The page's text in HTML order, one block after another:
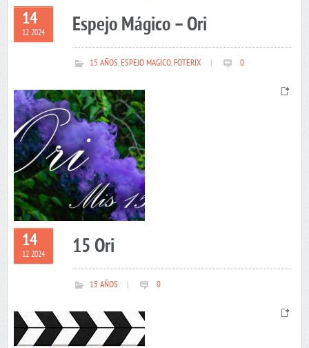
14
12 2024 Espejo Mágico – Ori
15 AÑOS,ESPEJO MAGICO,FOTERIX 0
14
12 2024 15 Ori
15 AÑOS 0